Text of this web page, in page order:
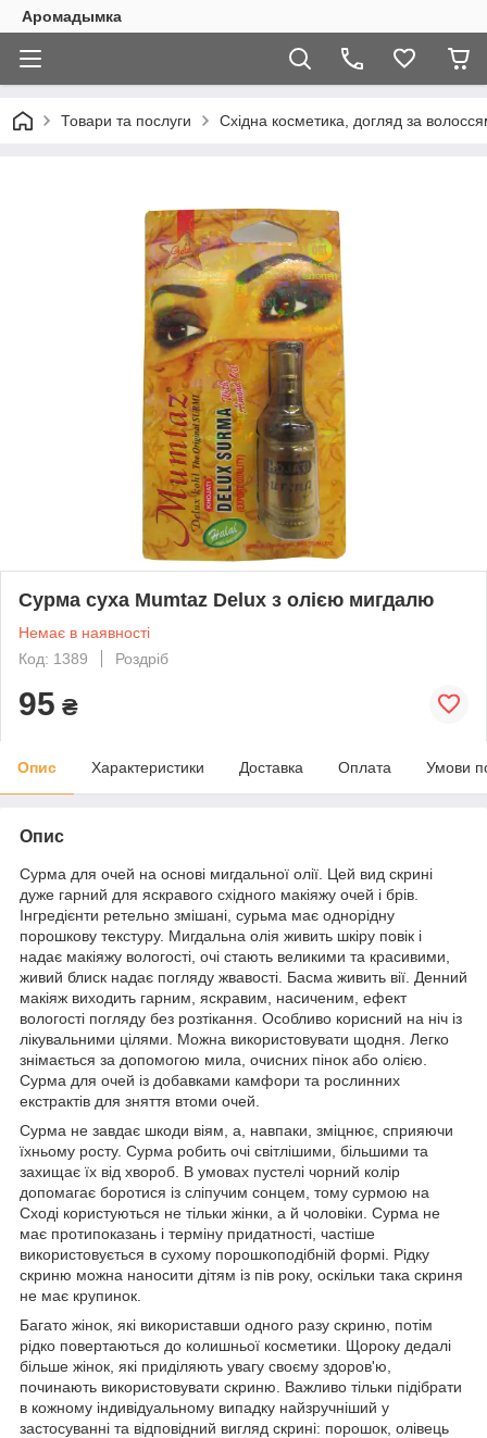
Аромадымка
Товари та послуги Східна косметика, догляд за
Сурма суха Mumtaz Delux з олією мигдалю
Немає в наявності
Код: 1389
Роздріб
95 ₴
Опис Характеристики Доставка Оплата Умови
Опис
Сурма для очей на основі мигдальної олії. Цей вид скрині
дуже гарний для яскравого східного макіяжу очей і брів.
Інгредієнти ретельно змішані, сурьма має однорідну
порошкову текстуру. Мигдальна олія живить шкіру повік і
надає макіяжу вологості, очі стають великими та красивими,
живий блиск надає погляду жвавості. Басма живить вії. Денний
макіяж виходить гарним, яскравим, насиченим, ефект
вологості погляду без розтікання. Особливо корисний на ніч із
лікувальними цілями. Можна використовувати щодня. Легко
знімається за допомогою мила, очисних пінок або олією.
Сурма для очей із добавками камфори та рослинних
екстрактів для зняття втоми очей.
Сурма не завдає шкоди віям, а, навпаки, зміцнює, сприяючи
їхньому росту. Сурма робить очі світлішими, більшими та
захищає їх від хвороб. В умовах пустелі чорний колір
допомагає боротися із сліпучим сонцем, тому сурмою на
Сході користуються не тільки жінки, а й чоловіки. Сурма не
має протипоказань і терміну придатності, частіше
використовується в сухому порошкоподібній формі. Рідку
скриню можна наносити дітям із пів року, оскільки така скриня
не має крупинок.
Багато жінок, які використавши одного разу скриню, потім
рідко повертаються до колишньої косметики. Щороку дедалі
більше жінок, які приділяють увагу своєму здоров'ю,
починають використовувати скриню. Важливо тільки підібрати
в кожному індивідуальному випадку найзручніший у
застосуванні та відповідний вигляд скрині: порошок, олівець